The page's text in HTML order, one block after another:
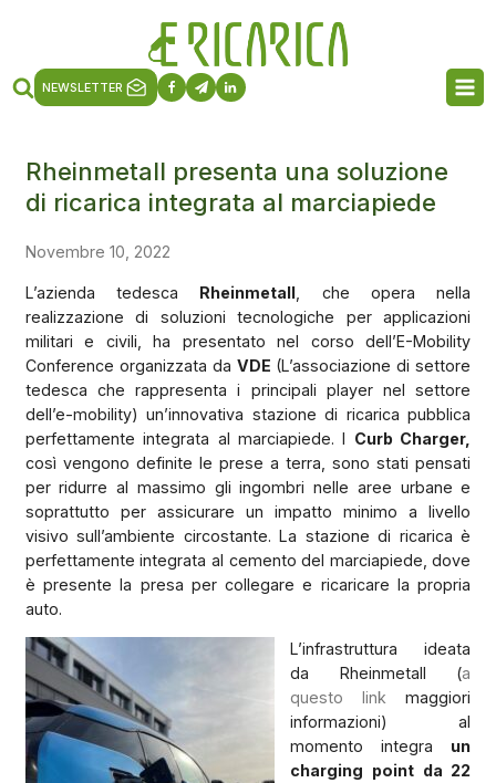
NEWSLETTER
Rheinmetall presenta una soluzione
di ricarica integrata al marciapiede
Novembre 10, 2022
L’azienda tedesca Rheinmetall , che opera nella
realizzazione di soluzioni tecnologiche per applicazioni
militari e civili, ha presentato nel corso dell’E-Mobility
Conference organizzata da VDE (L’associazione di settore
tedesca che rappresenta i principali player nel settore
dell’e-mobility) un’innovativa stazione di ricarica pubblica
perfettamente integrata al marciapiede. I Curb Charger,
così vengono definite le prese a terra, sono stati pensati
per ridurre al massimo gli ingombri nelle aree urbane e
soprattutto per assicurare un impatto minimo a livello
visivo sull’ambiente circostante. La stazione di ricarica è
perfettamente integrata al cemento del marciapiede, dove
è presente la presa per collegare e ricaricare la propria
auto.
L’infrastruttura ideata
da Rheinmetall (a
questo link maggiori
informazioni) al
momento integra un
charging point da 22